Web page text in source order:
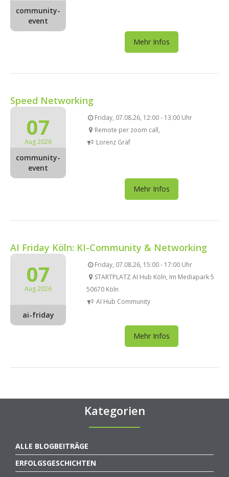
community-
event
Mehr Infos
Speed Networking
07
Aug 2026
community-
event
Friday, 07.08.26, 12:00 - 13:00 Uhr
Remote per zoom call,
Lorenz Gräf
Mehr Infos
AI Friday Köln: KI-Community & Networking
07
Aug 2026
ai-friday
Friday, 07.08.26, 15:00 - 17:00 Uhr
STARTPLATZ AI Hub Köln, Im Mediapark 5
50670 Köln
AI Hub Community
Mehr Infos
Kategorien
ALLE BLOGBEITRÄGE
ERFOLGSGESCHICHTEN